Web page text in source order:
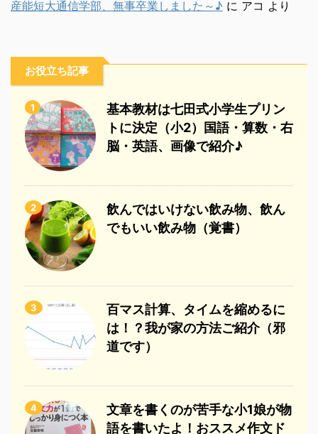
産能短大通信学部、無事卒業しました～♪ に アコ より
お役立ち記事
1
基本教材は七田式小学生プリン
トに決定（小2）国語・算数・右
脳・英語、画像で紹介♪
2
飲んではいけない飲み物、飲ん
でもいい飲み物（覚書）
3
百マス計算、タイムを縮めるに
は！？我が家の方法ご紹介（邪
道です）
4
文章を書くのが苦手な小1娘が物
語を書いたよ！おススメ作文ド